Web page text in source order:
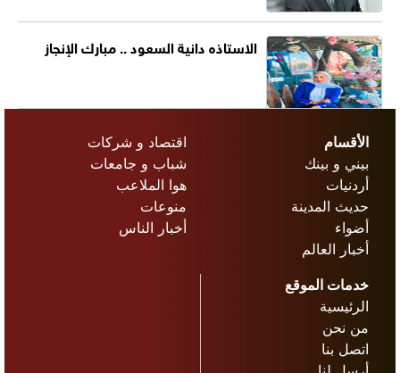
الاستاذه دانية السعود .. مبارك الإنجاز
الأقسام
بيني و بينك
أردنيات
حديث المدينة
أضواء
أخبار العالم
اقتصاد و شركات
شباب و جامعات
هوا الملاعب
منوعات
أخبار الناس
خدمات الموقع
الرئيسية
من نحن
اتصل بنا